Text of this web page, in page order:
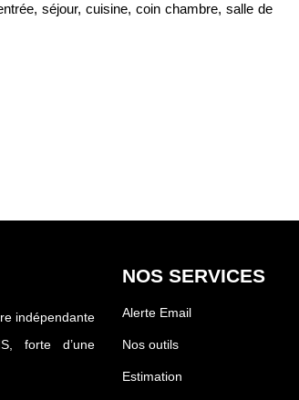
coin chambre, salle de
indépendante
forte d’une
NOS SERVICES
Alerte Email
Nos outils
Estimation